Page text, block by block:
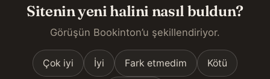
Sitenin yeni halini nasıl buldun?
Görüşün Bookinton’u şekillendiriyor.
Çok iyi İyi Fark etmedim Kötü